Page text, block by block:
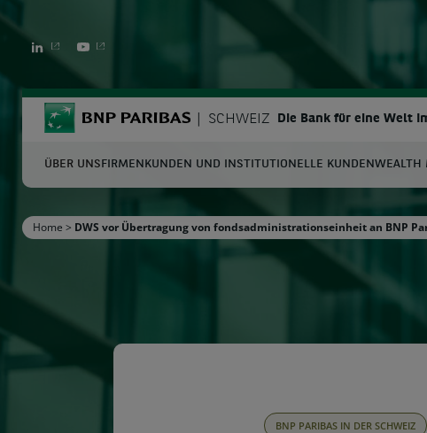
LINKEDIN YOUTUBE
BNP Paribas SCHWEIZ Die Bank für eine Welt
Geben Sie die zu suchenden Begriffe ein Suche
ÜBER UNS FIRMENKUNDEN UND INSTITUTIONELLE KUNDEN WEALTH
Home > DWS vor Übertragung von fondsadministrationseinheit an BNP
BNP PARIBAS IN DER SCHWEIZ